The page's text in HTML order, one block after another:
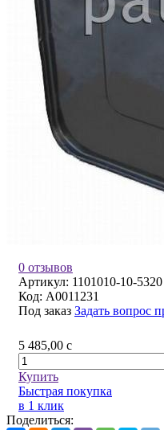
0 отзывов
Артикул: 1101010-10-5320
Код: A0011231
Под заказ Задать вопрос
5 485,00 c
Купить
Быстрая покупка
в 1 клик
Поделиться: